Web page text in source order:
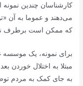
کارشناسان چندین
می‌دهند و عموما به
که ممکن است برطرف
برای نمونه، یک موسسه‌
مبتلا به اختلال
به جای کمک به مردم